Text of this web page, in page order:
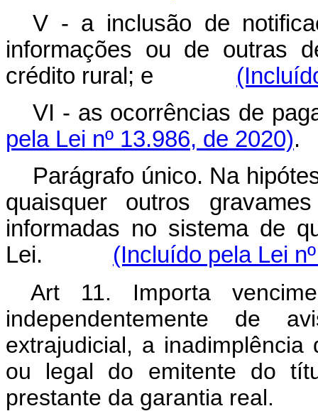
V - a inclusão de
informações ou de outras
crédito rural; e
VI - as ocorrências de
pela Lei nº 13.986, de 2020).
Parágrafo único. Na
quaisquer outros
informadas no sistema de
Lei.
(Incluído pela Lei
Art 11. Importa
independentemente de
extrajudicial, a
ou legal do emitente do
prestante da garantia real.